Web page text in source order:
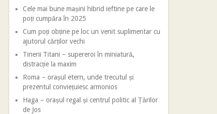
Cele mai bune mașini hibrid ieftine pe care le
poți cumpăra în 2025
Cum poți obține pe loc un venit suplimentar cu
ajutorul cărților vechi
Tinerii Titani – supereroi în miniatură,
distracție la maxim
Roma – orașul etern, unde trecutul și
prezentul conviețuiesc armonios
Haga – orașul regal și centrul politic al Țărilor
de Jos